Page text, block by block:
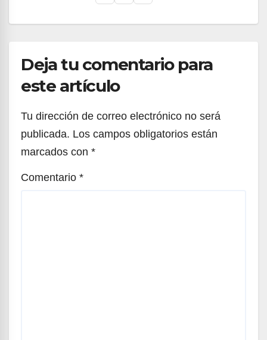
Deja tu comentario para
este artículo
Tu dirección de correo electrónico no será
publicada. Los campos obligatorios están
marcados con *
Comentario *